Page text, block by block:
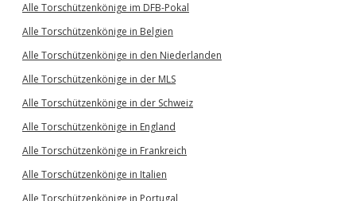
Alle Torschützenkönige im DFB-Pokal
Alle Torschützenkönige in Belgien
Alle Torschützenkönige in den Niederlanden
Alle Torschützenkönige in der MLS
Alle Torschützenkönige in der Schweiz
Alle Torschützenkönige in England
Alle Torschützenkönige in Frankreich
Alle Torschützenkönige in Italien
Alle Torschützenkönige in Portugal